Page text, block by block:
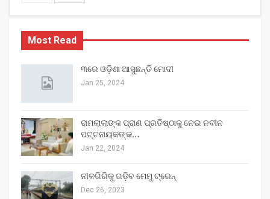
Most Read
୩ରେ ଓଡ଼ିଶା ଆସୁଛନ୍ତି ମୋଦୀ
Jan 25, 2024
ରାମଲାଲାଙ୍କ ପ୍ରାଣ ପ୍ରତିଷ୍ଠାକୁ ନେଇ ନବୀନ
ପଟ୍ଟନାୟକଙ୍କ…
Jan 22, 2024
ନୀଳଗିରିକୁ ଗଡ଼ିବ ମେମୁ ଟ୍ରେନ୍‌
Dec 26, 2023